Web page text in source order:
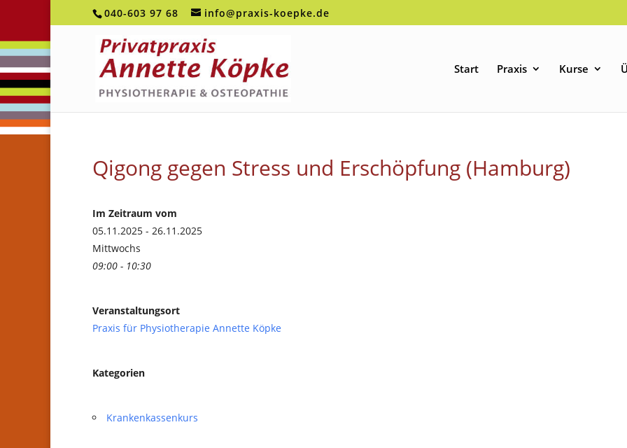
040-603 97 68 info@praxis-koepke.de
Start Praxis Kurse
Qigong gegen Stress und Erschöpfung (Hamburg)
Im Zeitraum vom
05.11.2025 - 26.11.2025
Mittwochs
09:00 - 10:30
Veranstaltungsort
Praxis für Physiotherapie Annette Köpke
Kategorien
Krankenkassenkurs